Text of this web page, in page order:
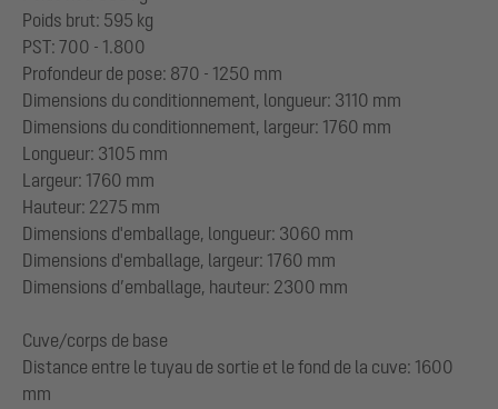
Poids brut: 595 kg
PST: 700 - 1.800
Profondeur de pose: 870 - 1250 mm
Dimensions du conditionnement, longueur: 3110 mm
Dimensions du conditionnement, largeur: 1760 mm
Longueur: 3105 mm
Largeur: 1760 mm
Hauteur: 2275 mm
Dimensions d'emballage, longueur: 3060 mm
Dimensions d'emballage, largeur: 1760 mm
Dimensions d’emballage, hauteur: 2300 mm
Cuve/corps de base
Distance entre le tuyau de sortie et le fond de la cuve: 1600
mm